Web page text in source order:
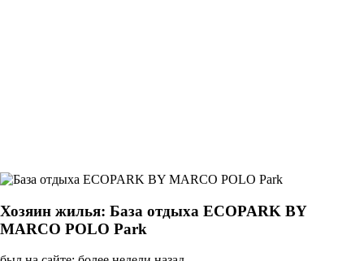
Хозяин жилья: База отдыха ECOPARK BY
MARCO POLO Park